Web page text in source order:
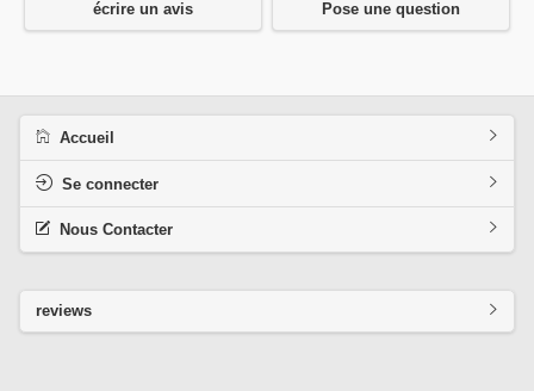
écrire un avis Pose une question
Accueil
Se connecter
Nous Contacter
reviews